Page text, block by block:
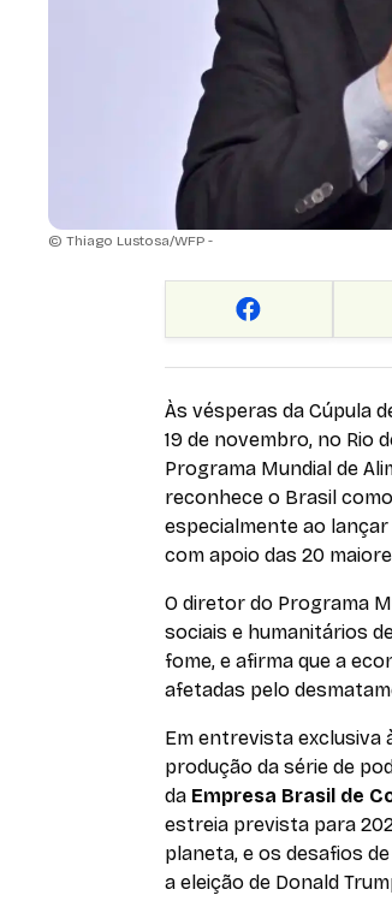
© Thiago Lustosa/WFP -
Às vésperas da Cúpula
19 de novembro, no Rio
Programa Mundial de
reconhece o Brasil
especialmente ao lançar
com apoio das 20
O diretor do Programa
sociais e humanitários
fome, e afirma que a
afetadas pelo
Em entrevista exclusiva
produção da série de
da Empresa Brasil de
estreia prevista para
planeta, e os desafios
a eleição de Donald